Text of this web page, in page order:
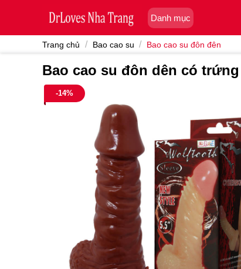
Danh mục
Trang chủ / Bao cao su / Bao cao su đôn đên
Bao cao su đôn dên có
-14%